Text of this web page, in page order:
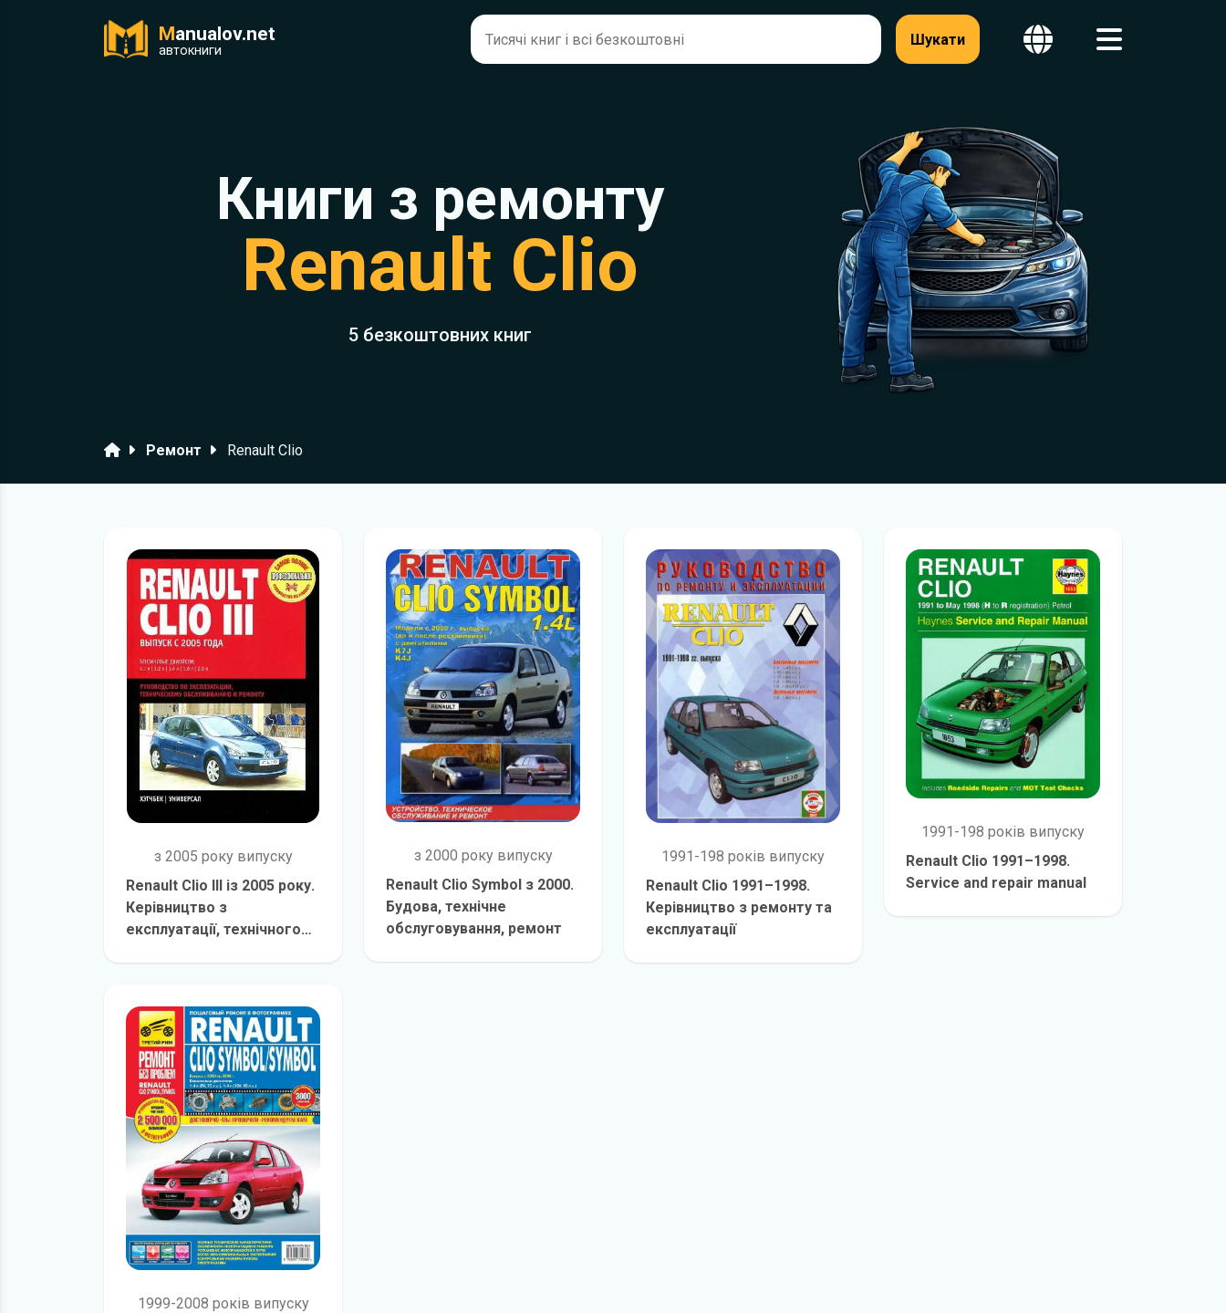
Manualov.net
автокниги
Шукати
Книги з ремонту
Renault Clio
5 безкоштовних книг
ГоловнаРемонт Renault Clio
з 2005 року випуску
Renault Clio III із 2005 року.
Керівництво з
експлуатації, технічного
з 2000 року випуску
Renault Clio Symbol з 2000.
Будова, технічне
обслуговування, ремонт
1991-198 років випуску
Renault Clio 1991–1998.
Керівництво з ремонту та
експлуатації
1991-198 років випуску
Renault Clio 1991–1998.
Service and repair manual
1999-2008 років випуску